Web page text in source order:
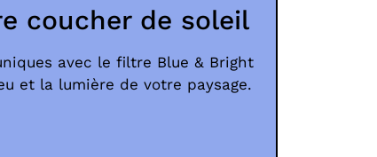
coucher de soleil
avec le filtre Blue & Bright
et la lumière de votre paysage.